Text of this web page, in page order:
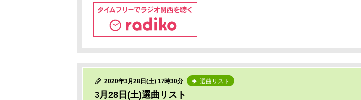
2020年3月28日(土) 17時30分 選曲リスト
3月28日(土)選曲リスト